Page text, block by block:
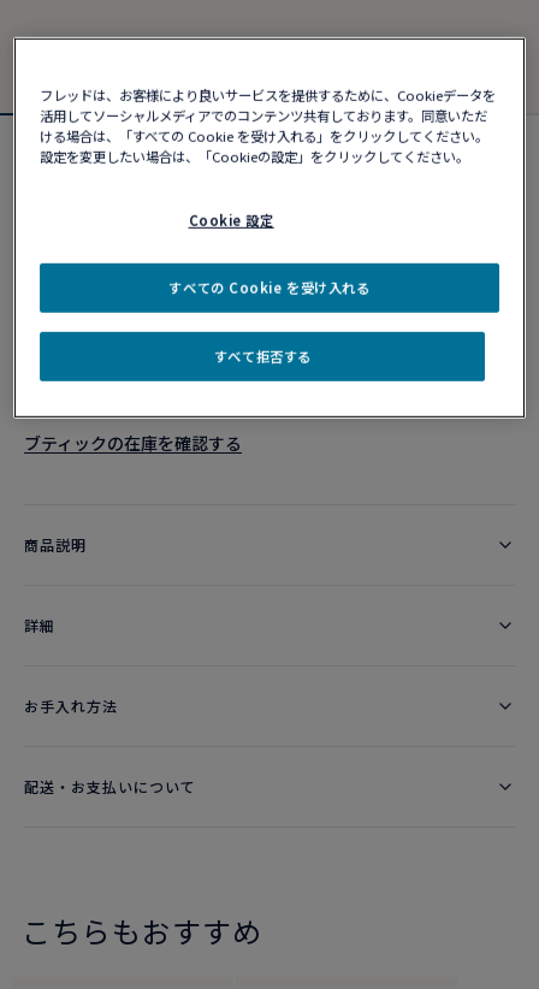
カスタマイズ可能
カスタマイズ
ショッピングバッグに追加
ブティックの在庫を確認する​
商品説明
詳細​
お手入れ方法
配送・お支払いについて
こちらもおすすめ
フレッドは、お客様により良いサービスを提供するために、Cookieデータを
活用してソーシャルメディアでのコンテンツ共有しております。同意いただ
ける場合は、「すべての Cookie を受け入れる」をクリックしてください。
設定を変更したい場合は、「Cookieの設定」をクリックしてください。
Cookie 設定
すべて拒否する
すべての Cookie を受け入れる